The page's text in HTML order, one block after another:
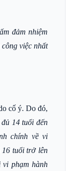
đảm nhiệm
việc nhất
cố ý. Do đó,
14 tuổi đến
chính về vi
16 tuổi trở lên
vi phạm hành